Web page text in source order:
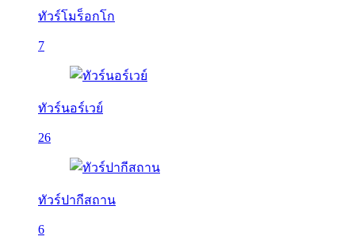
ทัวร์โมร็อกโก
7
ทัวร์นอร์เวย์
26
ทัวร์ปากีสถาน
6